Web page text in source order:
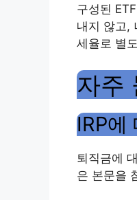
구성된
내지 않고,
세율로 별
자주
IRP에
퇴직금에
은 본문을